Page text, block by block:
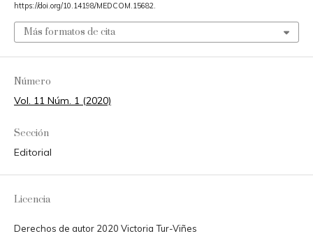
https://doi.org/10.14198/MEDCOM.15682.
Más formatos de cita
Número
Vol. 11 Núm. 1 (2020)
Sección
Editorial
Licencia
Derechos de autor 2020 Victoria Tur-Viñes